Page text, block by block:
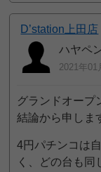
D’station上田店
ハヤペ
2021年01
グランドオープ
結論から申しま
4円パチンコは
く、どの台も